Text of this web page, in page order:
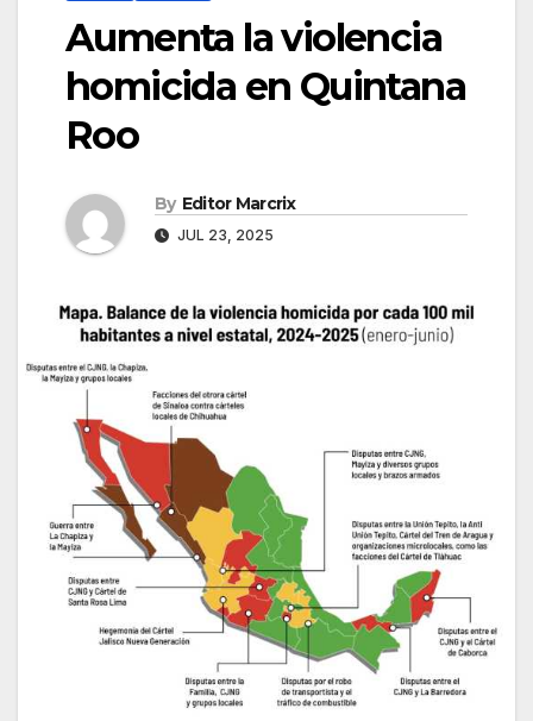
Aumenta la violencia
homicida en Quintana
Roo
By Editor Marcrix
JUL 23, 2025